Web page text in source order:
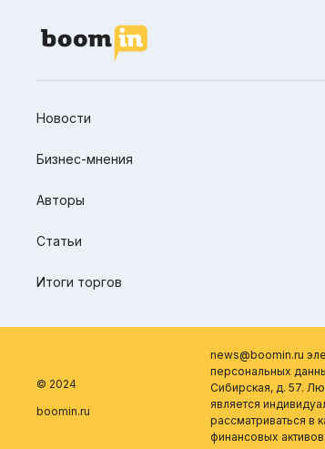
Новости
Бизнес-мнения
Авторы
Статьи
Итоги торгов
© 2024
boomin.ru
news@boomin.ru
персональных
Сибирская, д. 57.
является
рассматриваться в
финансовых